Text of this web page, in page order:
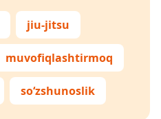
jiu-jitsu
muvofiqlashtirmoq
so‘zshunoslik